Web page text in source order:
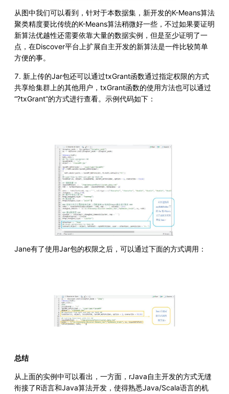
从图中我们可以看到，针对于本数据集，新开发的K-Means算法
聚类精度要比传统的K-Means算法稍微好一些，不过如果要证明
新算法优越性还需要依靠大量的数据实例，但是至少证明了一
点，在Discover平台上扩展自主开发的新算法是一件比较简单
方便的事。
7. 新上传的Jar包还可以通过txGrant函数通过指定权限的方式
共享给集群上的其他用户，txGrant函数的使用方法也可以通过
“?txGrant”的方式进行查看。示例代码如下：
Jane有了使用Jar包的权限之后，可以通过下面的方式调用：
总结
从上面的实例中可以看出，一方面，rJava自主开发的方式无缝
衔接了R语言和Java算法开发，使得熟悉Java/Scala语言的机